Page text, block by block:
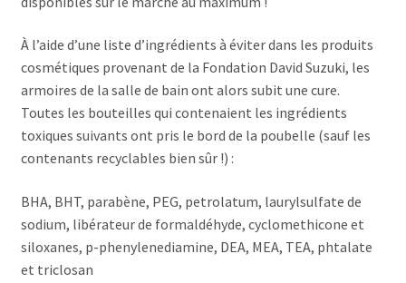
À l’aide d’une liste d’ingrédients à éviter dans les produits
cosmétiques provenant de la Fondation David Suzuki, les
armoires de la salle de bain ont alors subit une cure.
Toutes les bouteilles qui contenaient les ingrédients
toxiques suivants ont pris le bord de la poubelle (sauf les
contenants recyclables bien sûr !) :
BHA, BHT, parabène, PEG, petrolatum, laurylsulfate de
sodium, libérateur de formaldéhyde, cyclomethicone et
siloxanes, p-phenylenediamine, DEA, MEA, TEA, phtalate
et triclosan